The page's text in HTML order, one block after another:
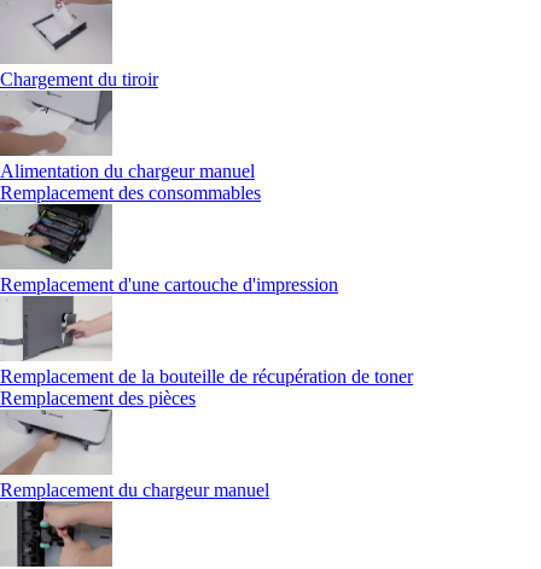
Chargement du tiroir
Alimentation du chargeur manuel
Remplacement des consommables
Remplacement d'une cartouche d'impression
Remplacement de la bouteille de récupération de toner
Remplacement des pièces
Remplacement du chargeur manuel